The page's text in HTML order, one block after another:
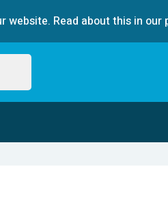
website. Read about this in our